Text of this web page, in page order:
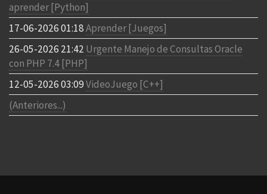
aprender [Python]
17-06-2026 01:18Aprender [Juegos]
26-05-2026 21:42 Urgente Manejo de Consultas Oracle
con PHP 7.4 [PHP]
12-05-2026 03:09VideoJuego [C++]
(Anteriores...)